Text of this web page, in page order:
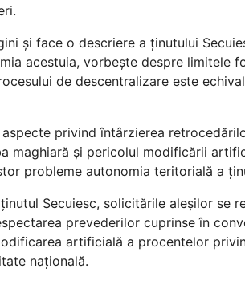
și face o descriere a ținutului
acestuia, vorbește despre limitele
de descentralizare este
privind întârzierea
maghiară și pericolul modificării
probleme autonomia teritorială a
Secuiesc, solicitările aleșilor se
prevederilor cuprinse în
artificială a procentelor
națională.